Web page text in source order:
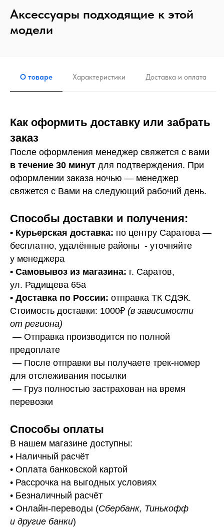
Аксессуары подходящие к этой
модели
О товаре Характеристики Доставка и оплата
Как оформить доставку или забрать
заказ
После оформления менеджер свяжется с вами
в течение 30 минут для подтверждения. При
оформлении заказа ночью — менеджер
свяжется с Вами на следующий рабочий день.
Способы доставки и получения:
• Курьерская доставка: по центру Саратова —
бесплатно, удалённые районы - уточняйте
у менеджера
• Самовывоз из магазина: г. Саратов,
ул. Радищева 65а
• Доставка по России: отправка ТК СДЭК.
Стоимость доставки: 1000₽ (в зависимости
от региона)
— Отправка производится по полной
предоплате
— После отправки вы получаете трек-номер
для отслеживания посылки
— Груз полностью застрахован на время
перевозки
Способы оплаты
В нашем магазине доступны:
• Наличный расчёт
• Оплата банковской картой
• Рассрочка на выгодных условиях
• Безналичный расчёт
• Онлайн-переводы (Сбербанк, Тинькофф
и другие банки)